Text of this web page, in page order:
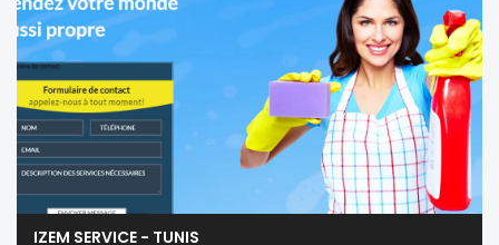
IZEM SERVICE - TUNIS